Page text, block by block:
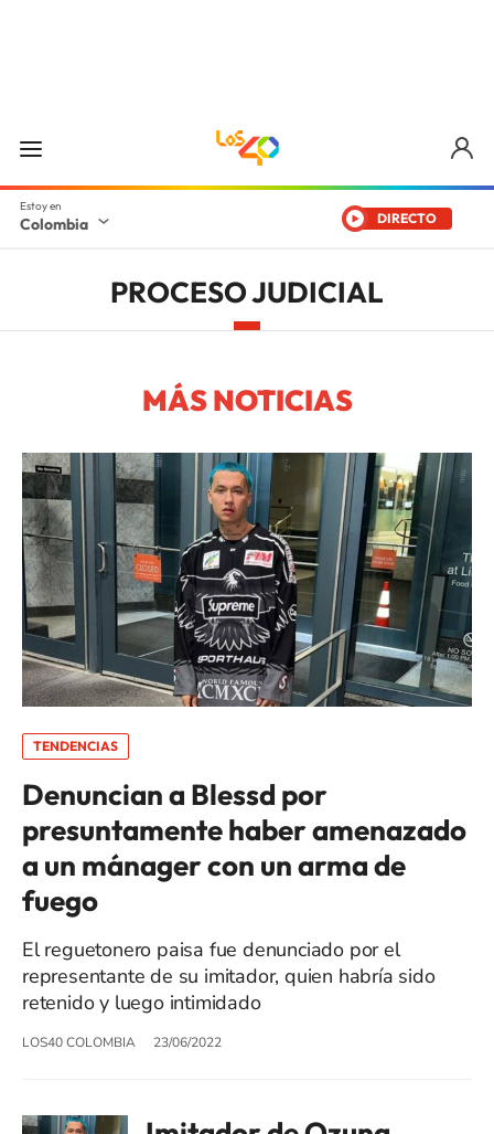
Colombia DIRECTO
PROCESO JUDICIAL
MÁS NOTICIAS
TENDENCIAS
Denuncian a Blessd por
presuntamente haber amenazado
a un mánager con un arma de
fuego
El reguetonero paisa fue denunciado por el
representante de su imitador, quien habría sido
retenido y luego intimidado
LOS40 COLOMBIA 23/06/2022